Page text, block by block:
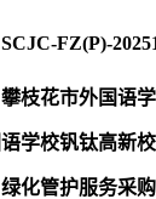
SCJC-FZ(P)-
攀枝花市外国语
学校钒钛高新
化管护服务采